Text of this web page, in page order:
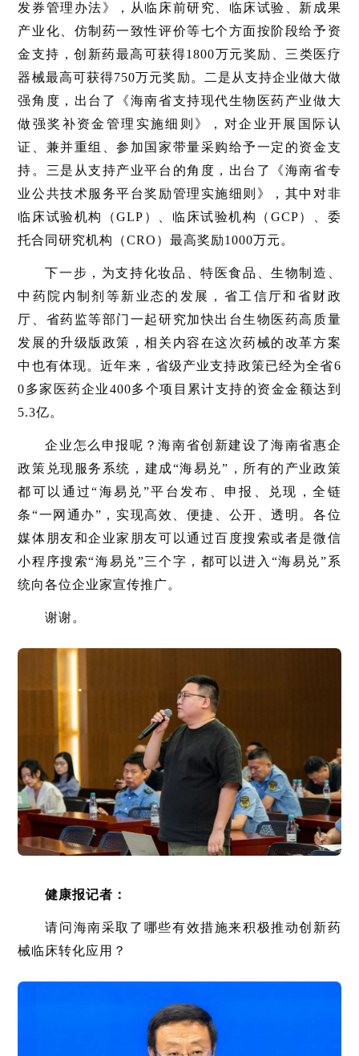
发券管理办法》，从临床前研究、临床试验、新成果
产业化、仿制药一致性评价等七个方面按阶段给予资
金支持，创新药最高可获得1800万元奖励、三类医疗
器械最高可获得750万元奖励。二是从支持企业做大做
强角度，出台了《海南省支持现代生物医药产业做大
做强奖补资金管理实施细则》，对企业开展国际认
证、兼并重组、参加国家带量采购给予一定的资金支
持。三是从支持产业平台的角度，出台了《海南省专
业公共技术服务平台奖励管理实施细则》，其中对非
临床试验机构（GLP）、临床试验机构（GCP）、委
托合同研究机构（CRO）最高奖励1000万元。
下一步，为支持化妆品、特医食品、生物制造、
中药院内制剂等新业态的发展，省工信厅和省财政
厅、省药监等部门一起研究加快出台生物医药高质量
发展的升级版政策，相关内容在这次药械的改革方案
中也有体现。近年来，省级产业支持政策已经为全省6
0多家医药企业400多个项目累计支持的资金金额达到
5.3亿。
企业怎么申报呢？海南省创新建设了海南省惠企
政策兑现服务系统，建成“海易兑”，所有的产业政策
都可以通过“海易兑”平台发布、申报、兑现，全链
条“一网通办”，实现高效、便捷、公开、透明。各位
媒体朋友和企业家朋友可以通过百度搜索或者是微信
小程序搜索“海易兑”三个字，都可以进入“海易兑”系
统向各位企业家宣传推广。
谢谢。
健康报记者：
请问海南采取了哪些有效措施来积极推动创新药
械临床转化应用？